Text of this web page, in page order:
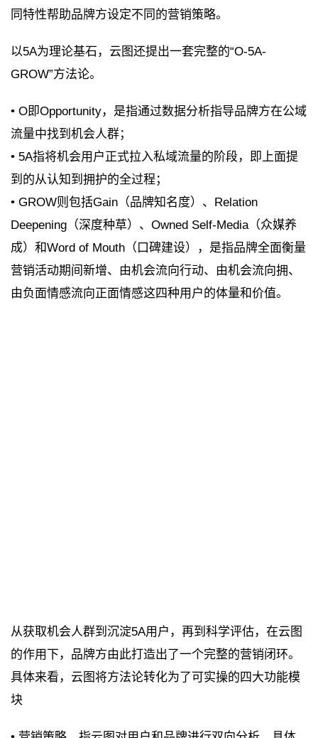
同特性帮助品牌方设定不同的营销策略。
以5A为理论基石，云图还提出一套完整的“O-5A-
GROW”方法论。
• O即Opportunity，是指通过数据分析指导品牌方在公域
流量中找到机会人群；
• 5A指将机会用户正式拉入私域流量的阶段，即上面提
到的从认知到拥护的全过程；
• GROW则包括Gain（品牌知名度）、Relation
Deepening（深度种草）、Owned Self-Media（众媒养
成）和Word of Mouth（口碑建设），是指品牌全面衡量
营销活动期间新增、由机会流向行动、由机会流向拥、
由负面情感流向正面情感这四种用户的体量和价值。
从获取机会人群到沉淀5A用户，再到科学评估，在云图
的作用下，品牌方由此打造出了一个完整的营销闭环。
具体来看，云图将方法论转化为了可实操的四大功能模
块